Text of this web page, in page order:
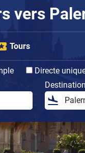
vers
Tours
Directe
Destination